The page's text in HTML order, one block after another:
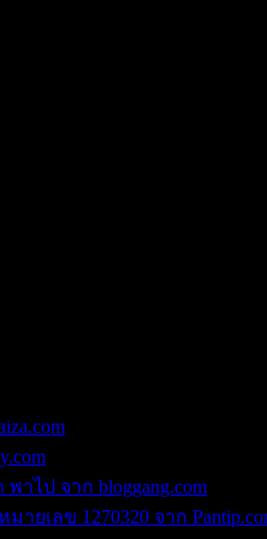
าไป จาก bloggang.com
ายเลข 1270320 จาก